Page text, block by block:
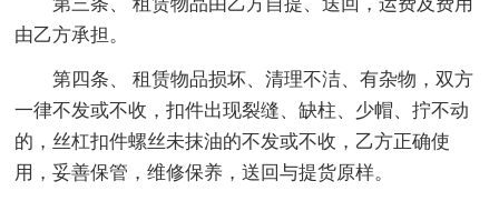
由乙方承担。
第四条、 租赁物品损坏、清理不洁、有杂物，双方
一律不发或不收，扣件出现裂缝、缺柱、少帽、拧不动
的，丝杠扣件螺丝未抹油的不发或不收，乙方正确使
用，妥善保管，维修保养，送回与提货原样。